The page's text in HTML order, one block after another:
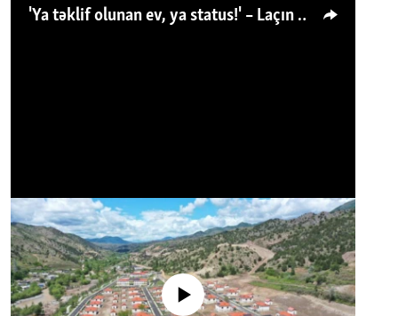
'Ya təklif olunan ev, ya status!' – Laçın köçkünü: 'Laçından başqa heç hara!'
No media source currently available